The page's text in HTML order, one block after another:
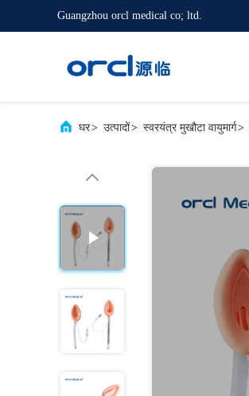
Guangzhou orcl medical co; ltd.
घर> उत्पादों> स्वरयंत्र मुखौटा वायुमार्ग>